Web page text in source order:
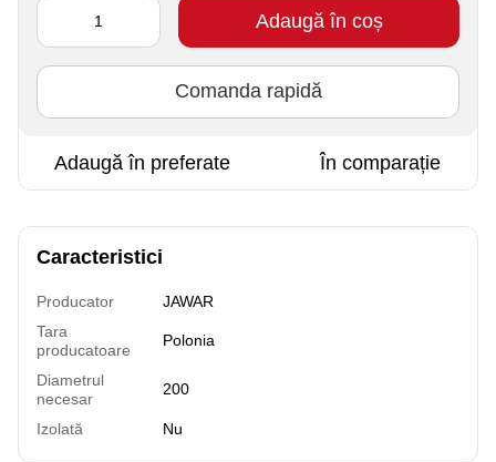
Adaugă în coș
Comanda rapidă
Adaugă în preferate În comparație
Caracteristici
Producator
JAWAR
Tara
producatoare
Polonia
Diametrul
necesar
200
Izolată Nu